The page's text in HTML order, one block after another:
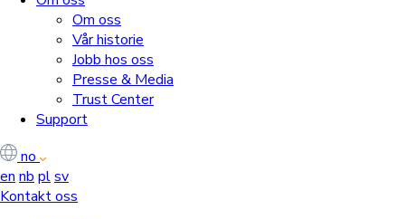
Om oss
Vår historie
Jobb hos oss
Presse & Media
Trust Center
Support
no
en nb plsv
Kontakt oss